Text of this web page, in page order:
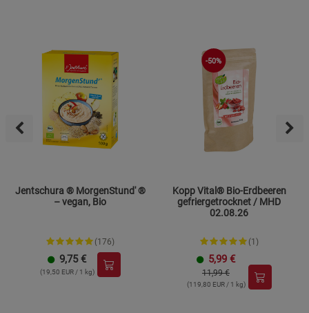
Jentschura ® MorgenStund' ®
– vegan, Bio
(176)
9,75 €
(19,50 EUR / 1 kg)
-50%
Kopp Vital® Bio-Erdbeeren
gefriergetrocknet / MHD
02.08.26
(1)
5,99 €
11,99 €
(119,80 EUR / 1 kg)